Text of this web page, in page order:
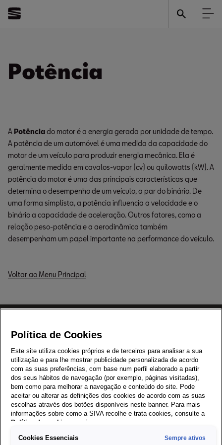
Potência
A Potênciado motor é a energia gerada por unidade de tempo.
A potência de um automóvel é uma medida da capacidade do
motor de um veículo para produzir energia mecânica. Ela é
geralmente medida em cavalos-vapor (cv) ou quilowatts (kW). A
potência do motor é uma das principais características que
determina o desempenho de um veículo, a par do binário. De
uma forma simplista, a potência influencia a velocidade e o
binário a capacidade de aceleração. Outros fatores, como a
relação peso-potência e a aerodinâmica também
desempenham um papel importante na performance do veículo.
Voltar ao Menu Principal
Visite a Página Internacional
Modelos
Compre um SEAT
Pós-Venda
Política de Cookies
Este site utiliza cookies próprios e de terceiros para analisar a sua
utilização e para lhe mostrar publicidade personalizada de acordo
com as suas preferências, com base num perfil elaborado a partir
dos seus hábitos de navegação (por exemplo, páginas visitadas),
bem como para melhorar a navegação e conteúdo do site. Pode
aceitar ou alterar as definições dos cookies de acordo com as suas
escolhas através dos botões disponíveis neste banner. Para mais
informações sobre como a SIVA recolhe e trata cookies, consulte a
Política de cookies
em vigor.
Cookies Essenciais Sempre ativos